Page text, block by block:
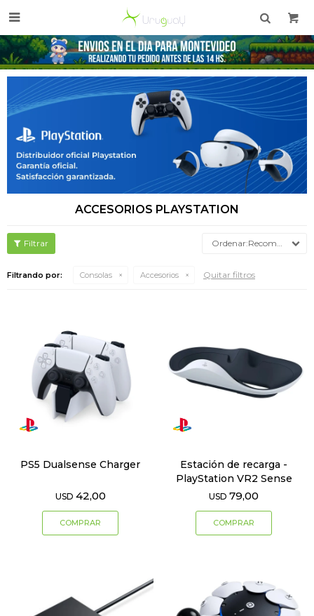

ACCESORIOS PLAYSTATION
Recomendados
Filtrando por: Consolas Accesorios Quitar filtros
PS5 Dualsense Charger
USD 42,00
Estación de recarga -
PlayStation VR2 Sense
USD 79,00